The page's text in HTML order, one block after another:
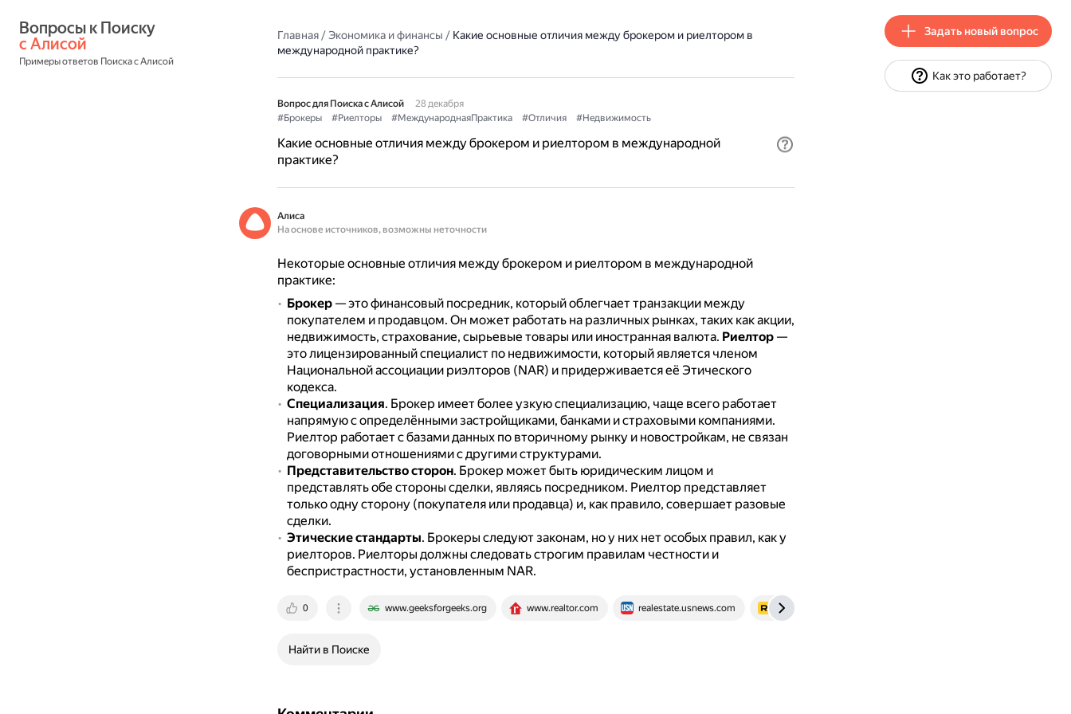
с Алисой
Примеры ответов Поиска с Алисой
Главная/Экономика и финансы / Какие основные отличия между брокером и риелтором в
международной практике?
Вопрос для Поиска с Алисой
28 декабря
#Брокеры
#Риелторы #МеждународнаяПрактика #Отличия #Недвижимость
Какие основные отличия между брокером и риелтором в международной
практике?
Алиса
На основе источников, возможны неточности
Некоторые основные отличия между брокером и риелтором в международной
практике:
Брокер— это финансовый посредник, который облегчает транзакции между
покупателем и продавцом. Он может работать на различных рынках, таких как акции,
недвижимость, страхование, сырьевые товары или иностранная валюта. Риелтор—
это лицензированный специалист по недвижимости, который является членом
Национальной ассоциации риэлторов (NAR) и придерживается её Этического
кодекса.
Специализация. Брокер имеет более узкую специализацию, чаще всего работает
напрямую с определёнными застройщиками, банками и страховыми компаниями.
Риелтор работает с базами данных по вторичному рынку и новостройкам, не связан
договорными отношениями с другими структурами.
Представительство сторон. Брокер может быть юридическим лицом и
представлять обе стороны сделки, являясь посредником. Риелтор представляет
только одну сторону (покупателя или продавца) и, как правило, совершает разовые
сделки.
Этические стандарты. Брокеры следуют законам, но у них нет особых правил, как у
риелторов. Риелторы должны следовать строгим правилам честности и
беспристрастности, установленным NAR.
0 www.geeksforgeeks.org www.realtor.com realestate.usnews.com realt.by
Найти в Поиске
Задать новый вопрос
Как это работает?